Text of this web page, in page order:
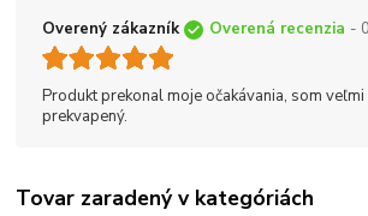
Overený zákazník Overená recenzia -
Produkt prekonal moje očakávania, som
prekvapený.
Tovar zaradený v kategóriách